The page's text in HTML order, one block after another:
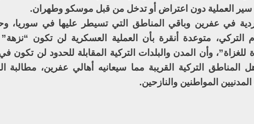
سير العملية دون اعتراض أو تدخل من قبل موسكو وطهران.
في عفرين وباقي المناطق التي تسيطر عليها في سوريا،
التركي، متوعدة أنقرة بأن العملية العسكرية لن تكون “نزهة”
وأن المدن والبلدات التركية المقابلة للحدود لن تكون
المناطق التركية القريبة مما سيعانيه أهالي عفرين، مطالبة
المواطنين والنازحين.